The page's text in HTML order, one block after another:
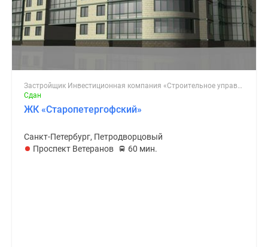
Застройщик Инвестиционная компания «Строительное управление»
Сдан
ЖК «Старопетергофский»
Санкт-Петербург, Петродворцовый
Проспект Ветеранов
60 мин.